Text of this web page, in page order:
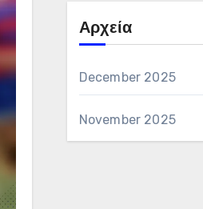
Αρχεία
December 2025
November 2025